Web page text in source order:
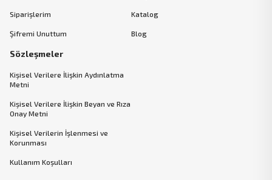
Siparişlerim
Şifremi Unuttum
Katalog
Blog
Sözleşmeler
Kişisel Verilere İlişkin Aydınlatma
Metni
Kişisel Verilere İlişkin Beyan ve Rıza
Onay Metni
Kişisel Verilerin İşlenmesi ve
Korunması
Kullanım Koşulları